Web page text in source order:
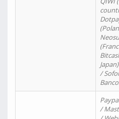
/
/